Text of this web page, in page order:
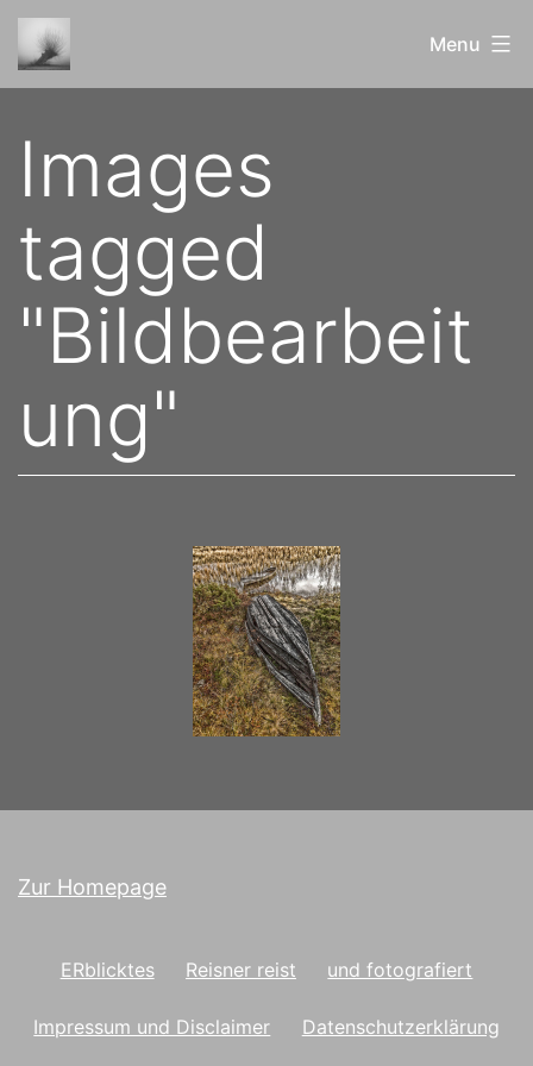
Skip
to
und
Bewundertes
Menu
Images
tagged
"Bildbearbeit
ung"
Zur Homepage
ERblicktes Reisner reist und fotografiert
Impressum und Disclaimer Datenschutzerklärung